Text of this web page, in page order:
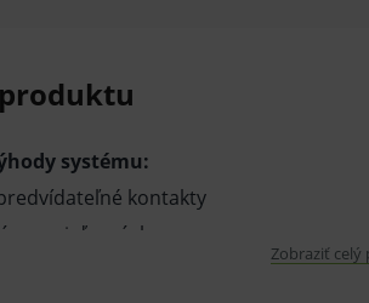
systému:
kontakty
pri ďasnách
Zobraziť celý